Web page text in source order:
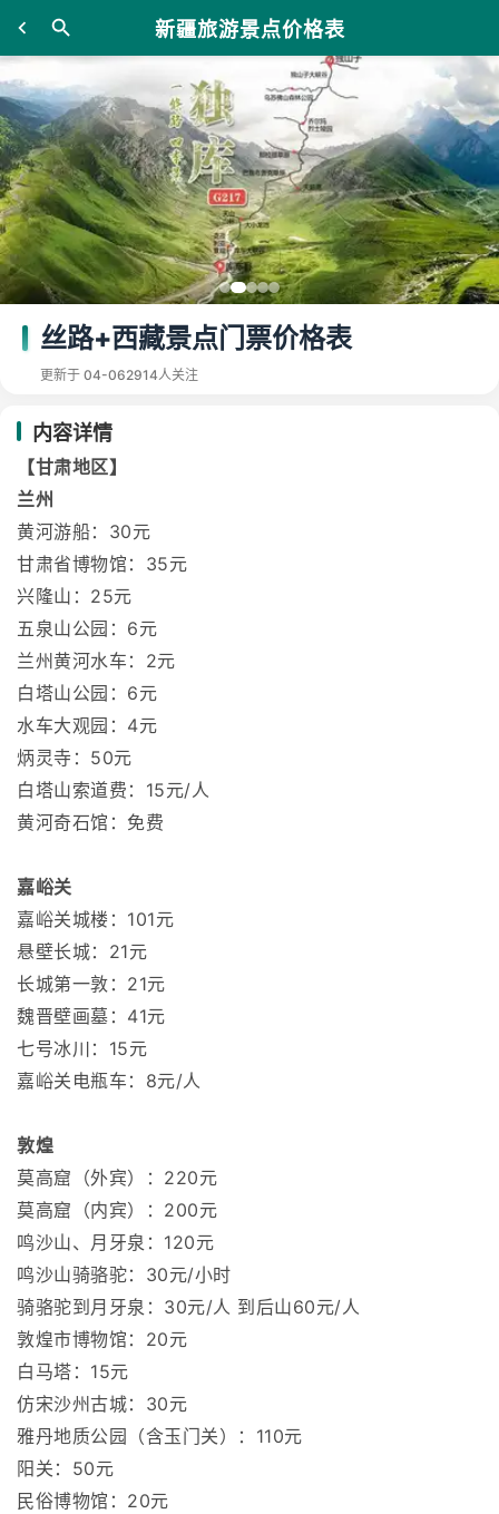
新疆旅游景点价格表
丝路+西藏景点门票价格表
更新于 04-062914人关注
内容详情
【甘肃地区】
兰州
黄河游船：30元
甘肃省博物馆：35元
兴隆山：25元
五泉山公园：6元
兰州黄河水车：2元
白塔山公园：6元
水车大观园：4元
炳灵寺：50元
白塔山索道费：15元/人
黄河奇石馆：免费
嘉峪关
嘉峪关城楼：101元
悬壁长城：21元
长城第一敦：21元
魏晋壁画墓：41元
七号冰川：15元
嘉峪关电瓶车：8元/人
敦煌
莫高窟（外宾）：220元
莫高窟（内宾）：200元
鸣沙山、月牙泉：120元
鸣沙山骑骆驼：30元/小时
骑骆驼到月牙泉：30元/人 到后山60元/人
敦煌市博物馆：20元
白马塔：15元
仿宋沙州古城：30元
雅丹地质公园（含玉门关）：110元
阳关：50元
民俗博物馆：20元